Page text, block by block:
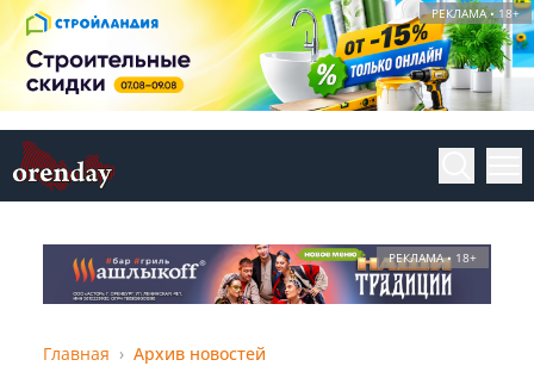
РЕКЛАМА • 18+
РЕКЛАМА • 18+
Главная Архив новостей